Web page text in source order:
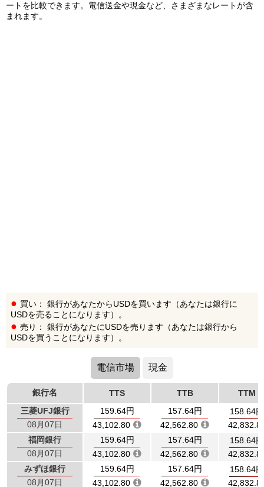
ートを比較できます。電信送金や現金など、さまざまなレートが含
まれます。
買い： 銀行があなたからUSDを買います（あなたは銀行に
USDを売ることになります）。
売り： 銀行があなたにUSDを売ります（あなたは銀行から
USDを買うことになります）。
電信市場 現金
銀行名 TTS TTB
TTM
三菱UFJ銀行
08月07日
159.64円
43,102.80
157.64円
42,562.80
158.64円
福岡銀行
08月07日
159.64円
43,102.80
157.64円
42,562.80
158.64円
みずほ銀行
08月07日
159.64円
43,102.80
157.64円
42,562.80
158.64円